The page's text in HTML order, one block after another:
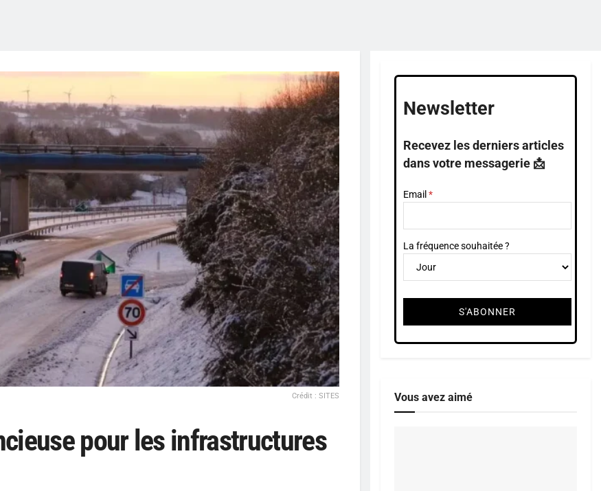
Crédit : SITES
pour les infrastructures
Newsletter
Recevez les derniers articles
dans votre messagerie 📩
Email
La fréquence souhaitée ?
Vous avez aimé